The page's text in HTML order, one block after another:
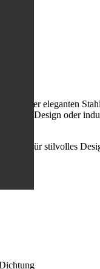
in einer eleganten
Design oder
für stilvolles